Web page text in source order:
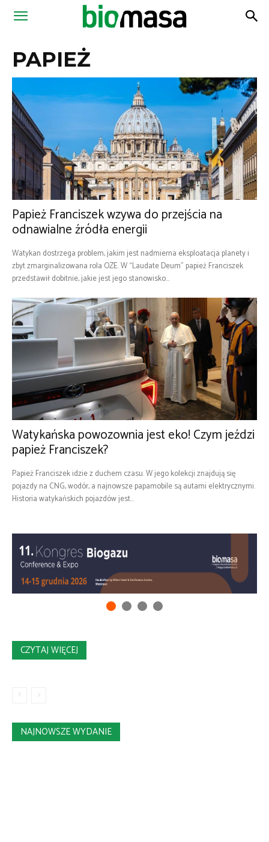
Magazyn
PAPIEŻ
Papież Franciszek wzywa do przejścia na
odnawialne źródła energii
Watykan dostrzega problem, jakim jest nadmierna eksploatacja planety i
zbyt zmarginalizowana rola OZE. W “Laudate Deum” papież Franciszek
przedstawił dobitnie, jakie jest jego stanowisko...
Watykańska powozownia jest eko! Czym jeździ
papież Franciszek?
Papież Franciszek idzie z duchem czasu. W jego kolekcji znajdują się
pojazdy na CNG, wodór, a najnowsze papamobile są autami elektrycznymi.
Historia watykańskich pojazdów jest...
CZYTAJ WIĘCEJ
NAJNOWSZE WYDANIE